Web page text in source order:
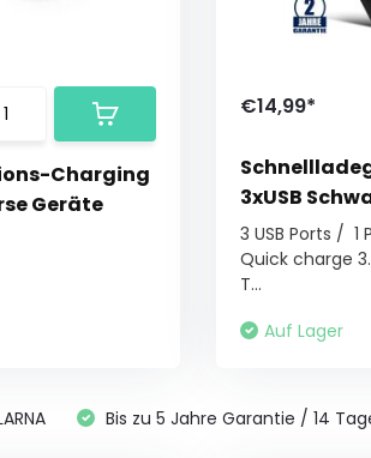
Charging
Geräte
€14,99*
3xUSB
3 USB Ports / 1
Quick charge
T...
Auf Lager
Bis zu 5 Jahre Garantie / 14